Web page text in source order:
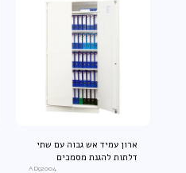
ארון עמיד אש גבוה עם שתי
דלתות להגנת מסמכים
AD92004